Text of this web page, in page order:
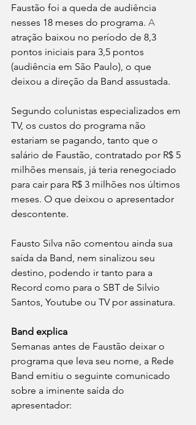
Faustão foi a queda de audiência
nesses 18 meses do programa. A
atração baixou no período de 8,3
pontos iniciais para 3,5 pontos
(audiência em São Paulo), o que
deixou a direção da Band assustada.
Segundo colunistas especializados em
TV, os custos do programa não
estariam se pagando, tanto que o
salário de Faustão, contratado por R$ 5
milhões mensais, já teria renegociado
para cair para R$ 3 milhões nos últimos
meses. O que deixou o apresentador
descontente.
Fausto Silva não comentou ainda sua
saída da Band, nem sinalizou seu
destino, podendo ir tanto para a
Record como para o SBT de Silvio
Santos, Youtube ou TV por assinatura.
Band explica
Semanas antes de Faustão deixar o
programa que leva seu nome, a Rede
Band emitiu o seguinte comunicado
sobre a iminente saída do
apresentador: